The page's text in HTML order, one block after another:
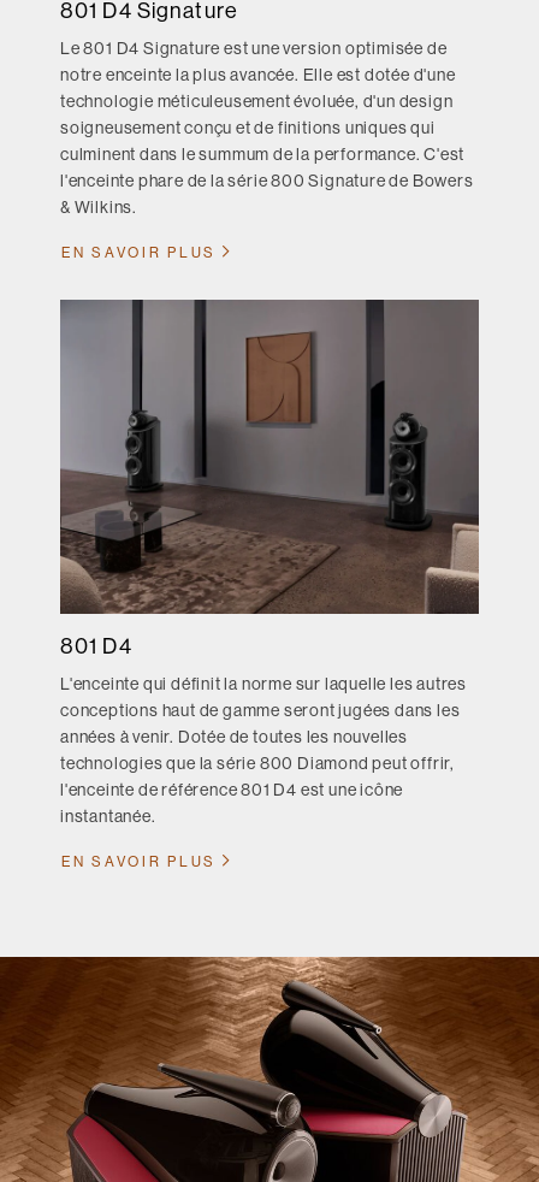
801 D4 Signature
Le 801 D4 Signature est une version optimisée de
notre enceinte la plus avancée. Elle est dotée d'une
technologie méticuleusement évoluée, d'un design
soigneusement conçu et de finitions uniques qui
culminent dans le summum de la performance. C'est
l'enceinte phare de la série 800 Signature de Bowers
& Wilkins.
EN SAVOIR PLUS
801 D4
L'enceinte qui définit la norme sur laquelle les autres
conceptions haut de gamme seront jugées dans les
années à venir. Dotée de toutes les nouvelles
technologies que la série 800 Diamond peut offrir,
l'enceinte de référence 801 D4 est une icône
instantanée.
EN SAVOIR PLUS